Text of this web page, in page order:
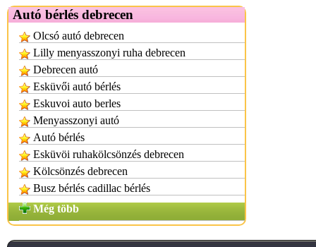
Autó bérlés debrecen
Olcsó autó debrecen
Lilly menyasszonyi ruha debrecen
Debrecen autó
Esküvői autó bérlés
Eskuvoi auto berles
Menyasszonyi autó
Autó bérlés
Esküvöi ruhakölcsönzés debrecen
Kölcsönzés debrecen
Busz bérlés cadillac bérlés
Még több